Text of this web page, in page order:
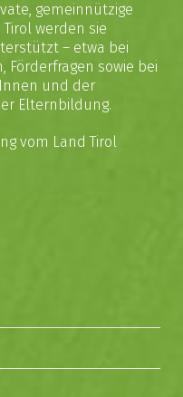
gemeinnützige
werden sie
– etwa bei
Förderfragen sowie bei
und der
Elternbildung.
vom Land Tirol